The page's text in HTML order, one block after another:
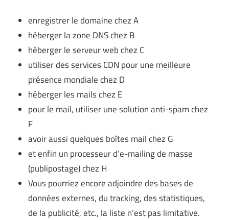
enregistrer le domaine chez A
héberger la zone DNS chez B
héberger le serveur web chez C
utiliser des services CDN pour une meilleure
présence mondiale chez D
héberger les mails chez E
pour le mail, utiliser une solution anti-spam chez
F
avoir aussi quelques boîtes mail chez G
et enfin un processeur d’e-mailing de masse
(publipostage) chez H
Vous pourriez encore adjoindre des bases de
données externes, du tracking, des statistiques,
de la publicité, etc., la liste n’est pas limitative.